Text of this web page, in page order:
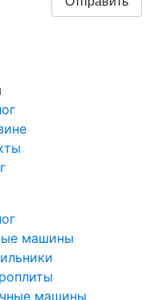
машины
машины